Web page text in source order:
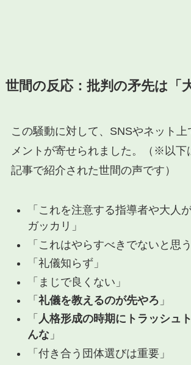
世間の反応：批判の矛先は「
この騒動に対して、SNSやネット上
メントが寄せられました。（※以下
記事で紹介された世間の声です）
「これを注意する指導者や大人
ガッカリ」
「これはやらすべきでないと思う
「礼儀知らず」
「まじで良くない」
「 礼儀を教えるのが先やろ 」
「 人格形成の時期にトラッシュ
んな」
「付き合う団体選びは重要」